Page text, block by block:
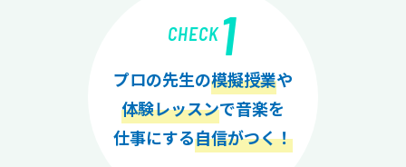
CHECK1
プロの先生の模擬授業や
体験レッスンで音楽を
仕事にする自信がつく！